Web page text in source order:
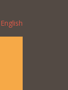
English